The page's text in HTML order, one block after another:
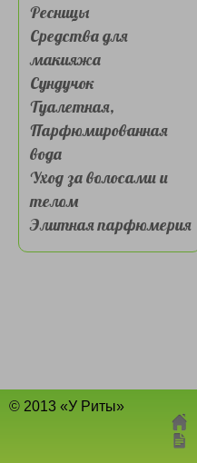
Ресницы
Средства для
макияжа
Сундучок
Туалетная,
Парфюмированная
вода
Уход за волосами и
телом
Элитная парфюмерия
© 2013 «У Риты»